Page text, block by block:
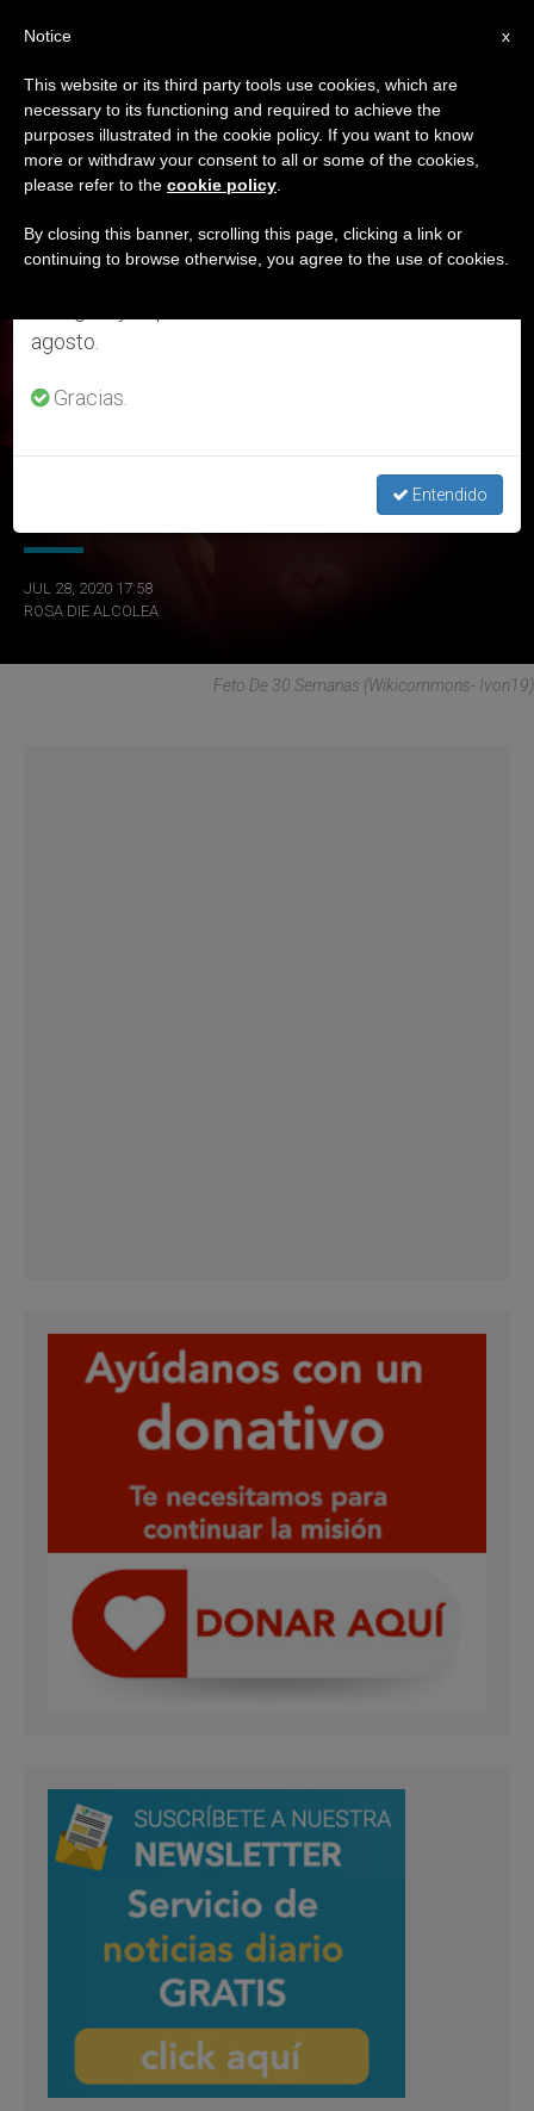
ETIQUETA
Posts Tagged ‘28 Julio
2020’
ÚLTIMAS NOTICIAS
México: Los obispos reiteran el valor de la vida ante posible
JUL 28, 2020 17:58
ROSA DIE ALCOLEA
Feto De 30 Semanas (Wikicommons- Ivon19)
×
Aviso importante
Del 27 de julio al 7 de agosto haremos la pausa
anual, aprovechando que en el periodo de verano
se generan menos informaciones y también el
agosto.
Gracias.
Entendido
x
Notice
This website or its third party tools use cookies, which are
necessary to its functioning and required to achieve the
purposes illustrated in the cookie policy. If you want to know
more or withdraw your consent to all or some of the cookies,
please refer to the cookie policy
By closing this banner, scrolling this page, clicking a link or
continuing to browse otherwise, you agree to the use of cookies.